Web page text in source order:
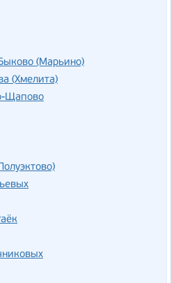
(Марьино)
(Хмелита)
Щапово